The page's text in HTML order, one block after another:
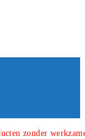
zonder